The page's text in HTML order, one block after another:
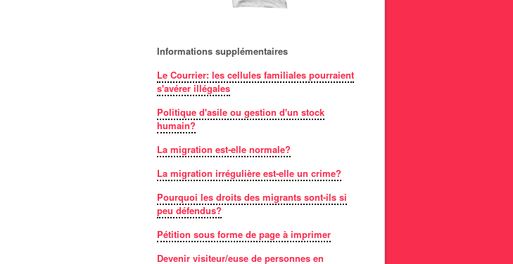
Informations supplémentaires
Le Courrier: les cellules familiales pourraient
s'avérer illégales
Politique d'asile ou gestion d'un stock
humain?
La migration est-elle normale?
La migration irrégulière est-elle un crime?
Pourquoi les droits des migrants sont-ils si
peu défendus?
Pétition sous forme de page à imprimer
Devenir visiteur/euse de personnes en